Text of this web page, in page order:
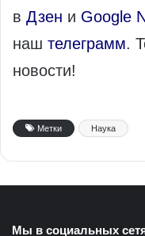
в Дзен и Google
наш телеграмм.
новости!
Метки Наука
Мы в социальных